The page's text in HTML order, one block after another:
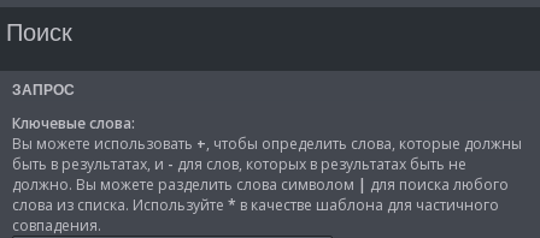
Поиск
ЗАПРОС
Ключевые слова:
Вы можете использовать +, чтобы определить слова, которые должны
быть в результатах, и - для слов, которых в результатах быть не
должно. Вы можете разделить слова символом | для поиска любого
слова из списка. Используйте * в качестве шаблона для частичного
совпадения.